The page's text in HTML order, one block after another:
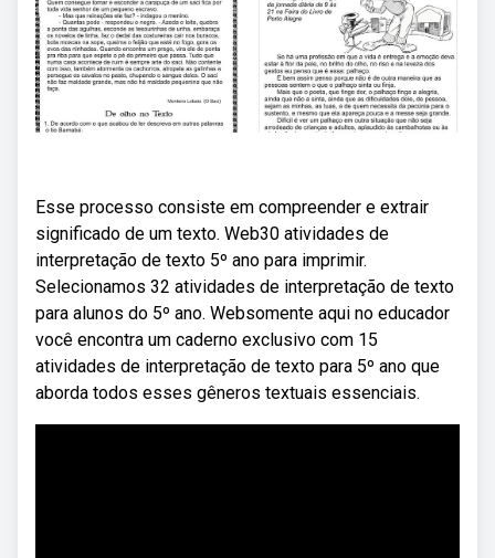
Esse processo consiste em compreender e extrair
significado de um texto. Web30 atividades de
interpretação de texto 5º ano para imprimir.
Selecionamos 32 atividades de interpretação de texto
para alunos do 5º ano. Websomente aqui no educador
você encontra um caderno exclusivo com 15
atividades de interpretação de texto para 5º ano que
aborda todos esses gêneros textuais essenciais.